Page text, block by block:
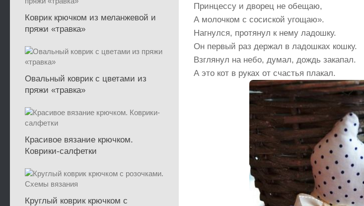
Принцессу и дворец не обещаю,
А молочком с сосиской угощаю».
Нагнулся, протянул к нему ладошку.
Он первый раз держал в ладошках кошку.
Взглянул на небо, думал, дождь закапал.
А это кот в руках от счастья плакал.
Коврик крючком из меланжевой и
пряжи «травка»
Овальный коврик с цветами из
пряжи «травка»
Красивое вязание крючком.
Коврики-салфетки
Круглый коврик крючком с